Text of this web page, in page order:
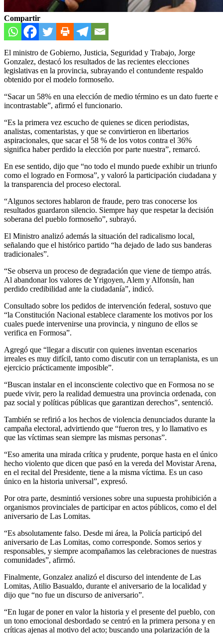
Compartir
El ministro de Gobierno, Justicia, Seguridad y Trabajo, Jorge
Gonzalez, destacó los resultados de las recientes elecciones
legislativas en la provincia, subrayando el contundente respaldo
obtenido por el modelo formoseño.
“Sacar un 58% en una elección de medio término es un dato fuerte e
incontrastable”, afirmó el funcionario.
“Es la primera vez escucho de quienes se dicen periodistas,
analistas, comentaristas, y que se convirtieron en libertarios
aspiracionales, que sacar el 58 % de los votos contra el 36%
significa haber perdido la elección por parte nuestra”, remarcó.
En ese sentido, dijo que “no todo el mundo puede exhibir un triunfo
como el logrado en Formosa”, y valoró la participación ciudadana y
la transparencia del proceso electoral.
“Algunos sectores hablaron de fraude, pero tras conocerse los
resultados guardaron silencio. Siempre hay que respetar la decisión
soberana del pueblo formoseño”, subrayó.
El Ministro analizó además la situación del radicalismo local,
señalando que el histórico partido “ha dejado de lado sus banderas
tradicionales”.
“Se observa un proceso de degradación que viene de tiempo atrás.
Al abandonar los valores de Yrigoyen, Alem y Alfonsín, han
perdido credibilidad ante la ciudadanía”, indicó.
Consultado sobre los pedidos de intervención federal, sostuvo que
“la Constitución Nacional establece claramente los motivos por los
cuales puede intervenirse una provincia, y ninguno de ellos se
verifica en Formosa”.
Agregó que “llegar a discutir con quienes inventan escenarios
irreales es muy difícil, tanto como discutir con un terraplanista, es un
ejercicio prácticamente imposible”.
“Buscan instalar en el inconsciente colectivo que en Formosa no se
puede vivir, pero la realidad demuestra una provincia ordenada, con
paz social y políticas públicas que garantizan derechos”, sentenció.
También se refirió a los hechos de violencia denunciados durante la
campaña electoral, advirtiendo que “fueron tres, y lo llamativo es
que las víctimas sean siempre las mismas personas”.
“Eso amerita una mirada crítica y prudente, porque hasta en el único
hecho violento que dicen que pasó en la vereda del Movistar Arena,
en el recital del Presidente, tiene a la misma víctima. Es un caso
único en la historia universal”, expresó.
Por otra parte, desmintió versiones sobre una supuesta prohibición a
organismos provinciales de participar en actos públicos, como el del
aniversario de Las Lomitas.
“Es absolutamente falso. Desde mi área, la Policía participó del
aniversario de Las Lomitas, como corresponde. Somos serios y
responsables, y siempre acompañamos las celebraciones de nuestras
comunidades”, afirmó.
Finalmente, Gonzalez analizó el discurso del intendente de Las
Lomitas, Atilio Basualdo, durante el aniversario de la localidad y
dijo que “no fue un discurso de aniversario”.
“En lugar de poner en valor la historia y el presente del pueblo, con
un tono emocional desbordado se centró en la primera persona y en
críticas ajenas al motivo del acto; buscando una polarización de la